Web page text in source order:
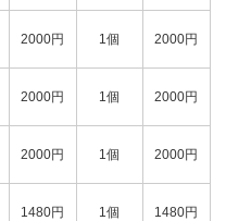
2000円 1個 2000円
2000円 1個 2000円
2000円 1個 2000円
1480円 1個 1480円